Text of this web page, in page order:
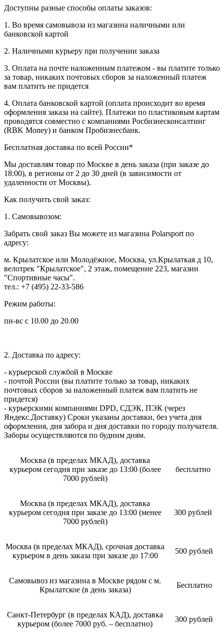
Доступны разные способы оплаты заказов:
1. Во время самовывоза из магазина наличными или
банковской картой
2. Наличными курьеру при получении заказа
3. Оплата на почте наложенным платежом - вы платите только
за товар, никаких почтовых сборов за наложенный платеж
вам платить не придется
4. Оплата банковской картой (оплата происходит во время
оформления заказа на сайте). Платежи по пластиковым картам
проводятся совместно с компаниями Росбизнесконсалтинг
(RBK Money) и банком Пробизнесбанк.
Бесплатная доставка по всей России*
Мы доставлям товар по Москве в день заказа (при заказе до
18:00), в регионы от 2 до 30 дней (в зависимости от
удаленности от Москвы).
Как получить свой заказ:
1. Самовывозом:
Забрать свой заказ Вы можете из магазина Polarsport по
адресу:
м. Крылатское или Молодёжное, Москва, ул.Крылаткая д 10,
велотрек "Крылатское", 2 этаж, помещение 223, магазин
"Спортивные часы".
тел.: +7 (495) 22-33-586
Режим работы:
пн-вс с 10.00 до 20.00
2. Доставка по адресу:
- курьерской службой в Москве
- почтой России (вы платите только за товар, никаких
почтовых сборов за наложенный платеж вам платить не
придется)
- курьерскими компаниями DPD, СДЭК, ПЭК (через
Яндекс.Доставку) Сроки указаны доставки, без учета дня
оформления, дня забора и дня доставки по городу получателя.
Заборы осуществляются по будним дням.
Москва (в пределах МКАД), доставка
курьером сегодня при заказе до 13:00 (более
7000 рублей)
бесплатно
Москва (в пределах МКАД), доставка
курьером сегодня при заказе до 13:00 (менее
7000 рублей)
300 рублей
Москва (в пределах МКАД), срочная доставка
курьером в день заказа при заказе до 17:00
500 рублей
Самовывоз из магазина в Москве рядом с м.
Крылатское (в день заказа)
Бесплатно
Санкт-Петербург (в пределах КАД), доставка
курьером (более 7000 руб. – бесплатно)
300 рублей